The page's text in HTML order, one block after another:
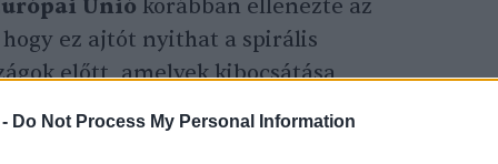
Do Not Process My Personal Information
Unió korábban ellenezte az
ez ajtót nyithat a spirális
előtt, amelyek kibocsátása